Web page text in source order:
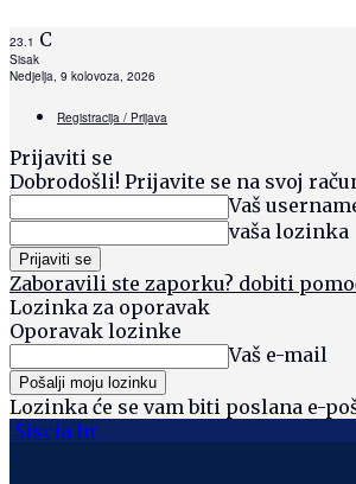
23.1 C
Sisak
Nedjelja, 9 kolovoza, 2026
Registracija / Prijava
Prijaviti se
Dobrodošli! Prijavite se na svoj
Vaš
vaša lozinka
Zaboravili ste zaporku? dobiti
Lozinka za oporavak
Oporavak lozinke
Vaš e-mail
Lozinka će se vam biti poslana e-
Siscia hr